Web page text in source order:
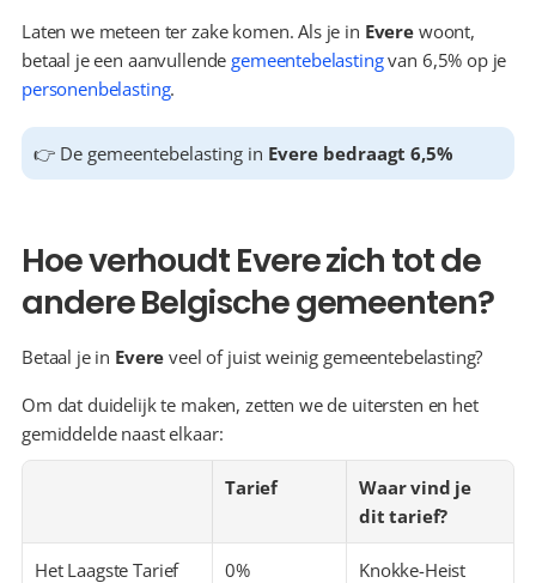
Laten we meteen ter zake komen. Als je in Evere woont,
betaal je een aanvullende gemeentebelasting
personenbelasting.
👉 De gemeentebelasting in Evere bedraagt 6,5%
Hoe verhoudt Evere zich tot de
andere Belgische gemeenten?
Betaal je in Evere veel of juist weinig gemeentebelasting?
Om dat duidelijk te maken, zetten we de uitersten en het
gemiddelde naast elkaar:
Tarief
Waar vind je
dit tarief?
Het Laagste Tarief
0%
Knokke-Heist